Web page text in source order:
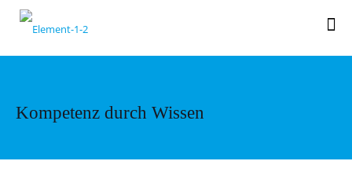
Kompetenz durch Wissen